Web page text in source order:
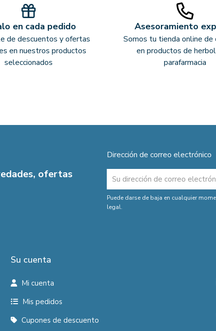
en cada pedido
de descuentos y ofertas
en nuestros productos
seleccionados
Asesoramiento
Somos tu tienda online de
en productos de
parafarmacia
ofertas
Dirección de correo electrónico
Puede darse de baja en cualquier
legal.
Su cuenta
Mi cuenta
Mis pedidos
Cupones de descuento